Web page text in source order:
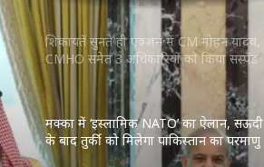
शिकायतें सुनते ही एक्शन में CM मोहन यादव,
CMHO समेत 3 अधिकारियों को किया सस्पेंड
मक्का में ‘इस्लामिक NATO’ का ऐलान, सऊदी
के बाद तुर्की को मिलेगा पाकिस्तान का परमाणु
कवच